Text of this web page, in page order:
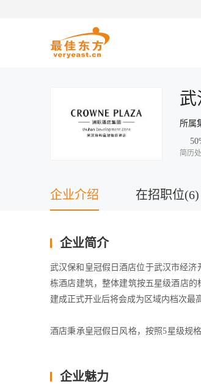
武
所属
简历
企业介绍 在招职位(6)
企业简介
武汉保和皇冠假日酒店位于武汉市经
栋酒店建筑，整体建筑按五星级酒店的
建成正式开业后将会成为区域内档次最
酒店秉承皇冠假日风格，按照5星级规
1000平米的无柱式大宴会厅以及3个独
企业魅力